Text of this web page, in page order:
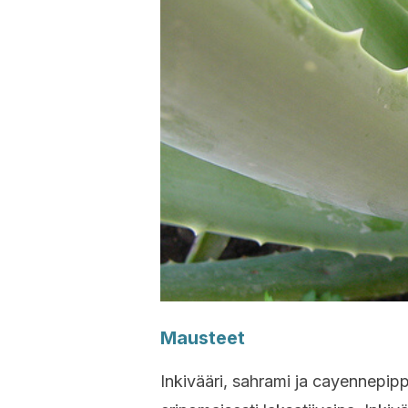
Mausteet
Inkivääri, sahrami ja